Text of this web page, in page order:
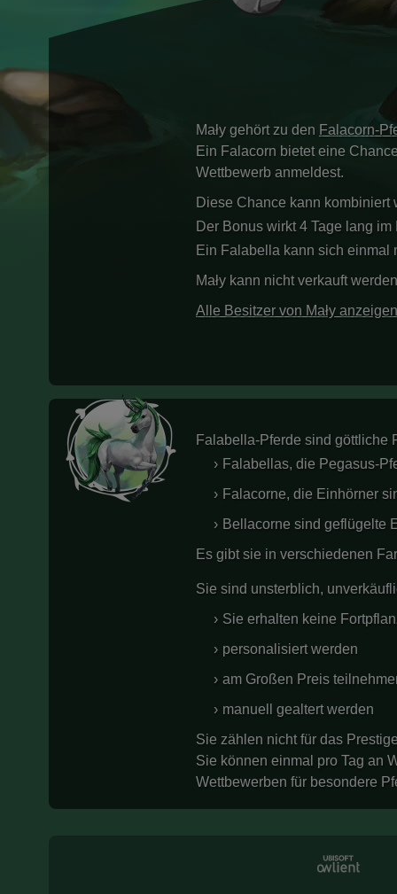
Mały gehört zu den Falacorn-
Ein Falacorn bietet eine
Wettbewerb anmeldest.
Diese Chance kann
Der Bonus wirkt 4 Tage lang
Ein Falabella kann sich einmal
Mały kann nicht verkauft
Alle Besitzer von Mały anzeigen
Falabella-Pferde sind göttliche
Falabellas, die Pegasus-
Falacorne, die Einhörner
Bellacorne sind geflügelte
Es gibt sie in verschiedenen
Sie sind unsterblich,
Sie erhalten keine
personalisiert werden
am Großen Preis
manuell gealtert werden
Sie zählen nicht für das
Sie können einmal pro Tag an
Wettbewerben für besondere